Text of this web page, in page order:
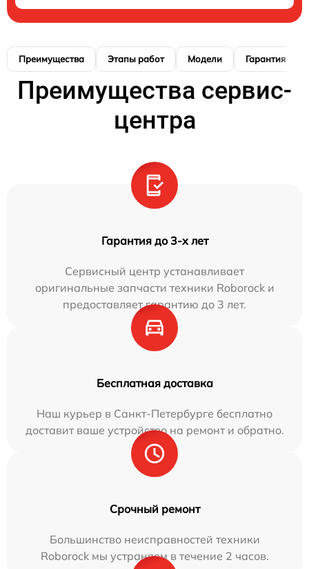
Преимущества Этапы работ Модели Гарантия
Преимущества сервис-
центра
Гарантия до 3-х лет
Сервисный центр устанавливает
оригинальные запчасти техники Roborock и
предоставляет гарантию до 3 лет.
Бесплатная доставка
Наш курьер в Санкт-Петербурге бесплатно
доставит ваше устройство на ремонт и обратно.
Срочный ремонт
Большинство неисправностей техники
Roborock мы устраняем в течение 2 часов.